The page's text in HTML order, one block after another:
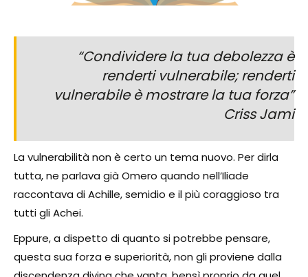
“Condividere la tua debolezza è
renderti vulnerabile; renderti
vulnerabile è mostrare la tua forza”
Criss Jami
La vulnerabilità non è certo un tema nuovo. Per dirla
tutta, ne parlava già Omero quando nell’Iliade
raccontava di Achille, semidio e il più coraggioso tra
tutti gli Achei.
Eppure, a dispetto di quanto si potrebbe pensare,
questa sua forza e superiorità, non gli proviene dalla